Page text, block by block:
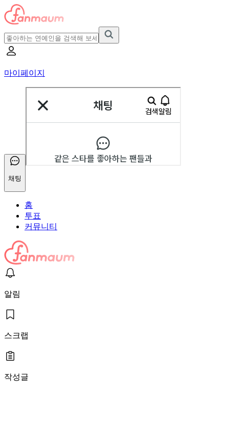
마이페이지
채팅
홈
투표
커뮤니티
알림
스크랩
작성글